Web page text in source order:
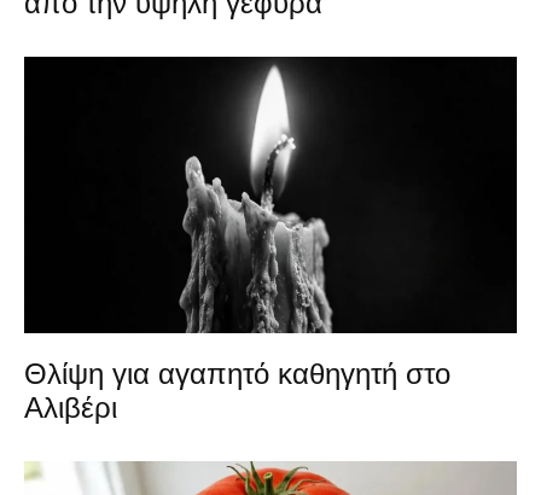
Θλίψη για αγαπητό καθηγητή στο
Αλιβέρι